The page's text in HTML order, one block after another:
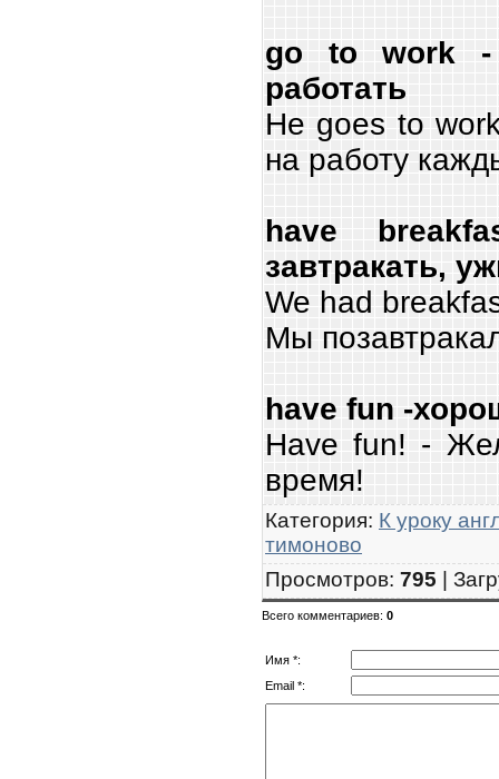
go to work -
работать
He goes to
на работу
have
завтракать,
We had
Мы
have fun -
Have fun! -
время!
Категория: К уроку
тимоново
Просмотров: 795 |
Всего комментариев: 0
Имя *:
Email *: